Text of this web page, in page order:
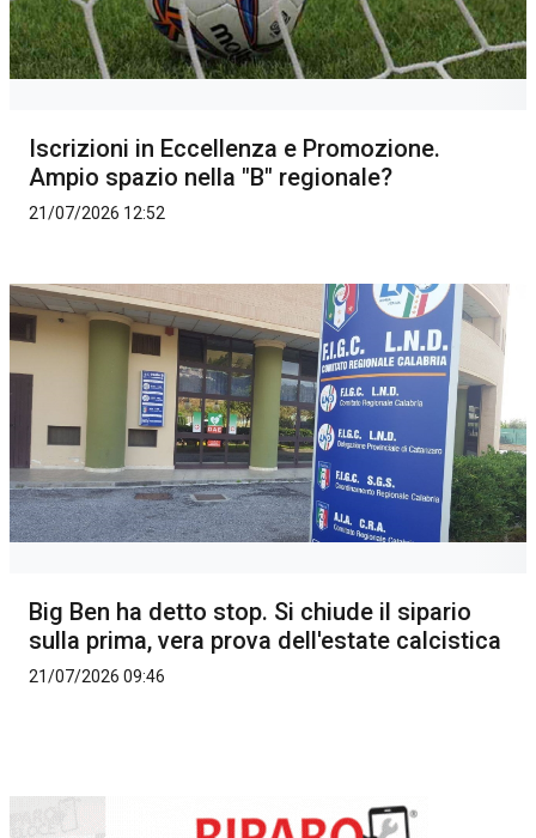
Iscrizioni in Eccellenza e Promozione.
Ampio spazio nella "B" regionale?
21/07/2026 12:52
Big Ben ha detto stop. Si chiude il sipario
sulla prima, vera prova dell'estate calcistica
21/07/2026 09:46